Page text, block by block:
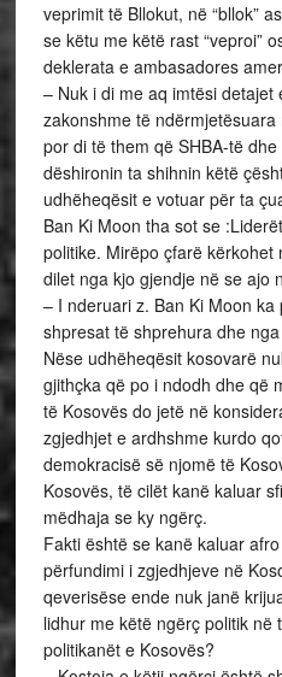
veprimit të Bllokut, në “bllok”
se këtu me këtë rast “veproi”
deklerata e ambasadores
– Nuk i di me aq imtësi detajet
zakonshme të
por di të them që SHBA-të
dëshironin ta shihnin këtë
udhëheqësit e votuar për ta
Ban Ki Moon tha sot se
politike. Mirëpo çfarë
dilet nga kjo gjendje në se ajo
– I nderuari z. Ban Ki Moon
shpresat të shprehura dhe
Nëse udhëheqësit kosovarë
gjithçka që po i ndodh dhe që
të Kosovës do jetë në
zgjedhjet e ardhshme kurdo
demokracisë së njomë të
Kosovës, të cilët kanë kaluar
mëdhaja se ky ngërç.
Fakti është se kanë kaluar
përfundimi i zgjedhjeve në
qeverisëse ende nuk janë
lidhur me këtë ngërç politik në
politikanët e Kosovës?